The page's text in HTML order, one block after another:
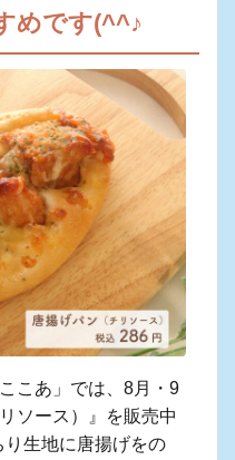
めです(^^♪
こあ」では、8月・9
ソース）』を販売中
生地に唐揚げをの